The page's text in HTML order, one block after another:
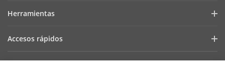
Enfoque en la Calidad
Contáctanos
Casos de Éxito
Encuentra un Partner Tecnológico
Portal de Partners Tecnológicos
Herramientas
Accesos rápidos